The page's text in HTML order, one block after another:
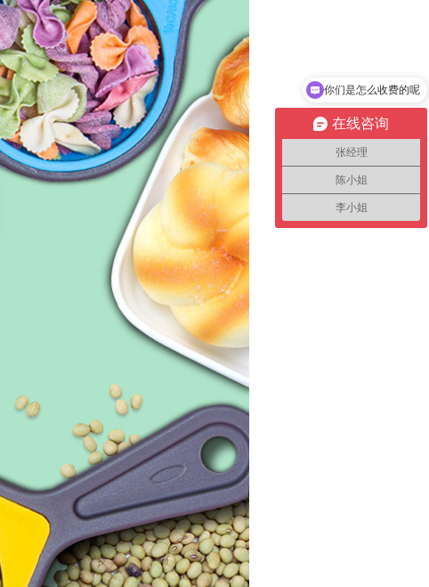
在线咨询
张经理
陈小姐
李小姐
你们是怎么收费的呢